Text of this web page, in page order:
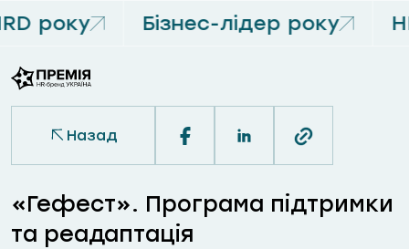
року Бізнес-лідер року
Назад
«Гефест». Програма підтримки
та реадаптація